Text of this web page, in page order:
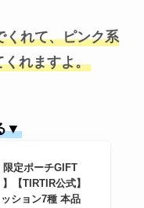
くれて、ピンク系
くれますよ。
▼
限定ポーチGIFT
【TIRTIR公式】
ション7種 本品